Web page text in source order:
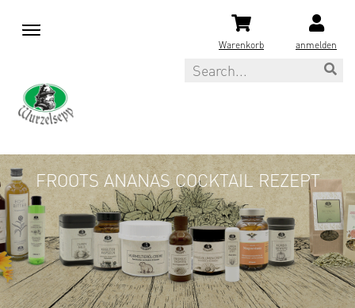
M
Warenkorb anmelden
Search
FROOTS ANANAS COCKTAIL REZEPT